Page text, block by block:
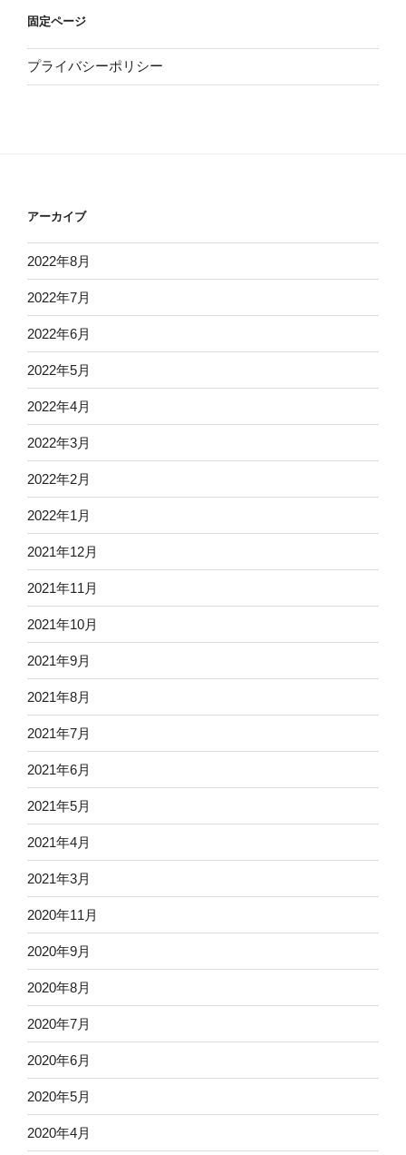
固定ページ
プライバシーポリシー
アーカイブ
2022年8月
2022年7月
2022年6月
2022年5月
2022年4月
2022年3月
2022年2月
2022年1月
2021年12月
2021年11月
2021年10月
2021年9月
2021年8月
2021年7月
2021年6月
2021年5月
2021年4月
2021年3月
2020年11月
2020年9月
2020年8月
2020年7月
2020年6月
2020年5月
2020年4月